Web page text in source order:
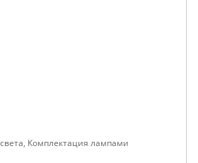
Комплектация лампами